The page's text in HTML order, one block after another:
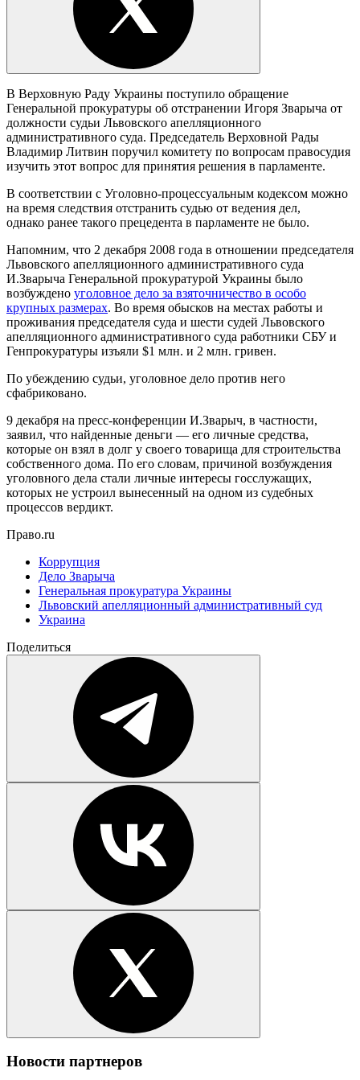
В Верховную Раду Украины поступило обращение
Генеральной прокуратуры об отстранении Игоря Зварыча от
должности судьи Львовского апелляционного
административного суда. Председатель Верховной Рады
Владимир Литвин поручил комитету по вопросам правосудия
изучить этот вопрос для принятия решения в парламенте.
В соответствии с Уголовно-процессуальным кодексом можно
на время следствия отстранить судью от ведения дел,
однако ранее такого прецедента в парламенте не было.
Напомним, что 2 декабря 2008 года в отношении председателя
Львовского апелляционного административного суда
И.Зварыча Генеральной прокуратурой Украины было
возбуждено уголовное дело за взяточничество в особо
крупных размерах. Во время обысков на местах работы и
проживания председателя суда и шести судей Львовского
апелляционного административного суда работники СБУ и
Генпрокуратуры изъяли $1 млн. и 2 млн. гривен.
По убеждению судьи, уголовное дело против него
сфабриковано.
9 декабря на пресс-конференции И.Зварыч, в частности,
заявил, что найденные деньги — его личные средства,
которые он взял в долг у своего товарища для строительства
собственного дома. По его словам, причиной возбуждения
уголовного дела стали личные интересы госслужащих,
которых не устроил вынесенный на одном из судебных
процессов вердикт.
Право.ru
Коррупция
Дело Зварыча
Генеральная прокуратура Украины
Львовский апелляционный административный суд
Украина
Поделиться
Новости партнеров